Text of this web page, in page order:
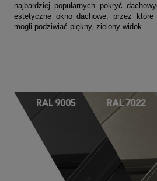
najbardziej popularnych pokryć
estetyczne okno dachowe, przez
mogli podziwiać piękny, zielony widok.